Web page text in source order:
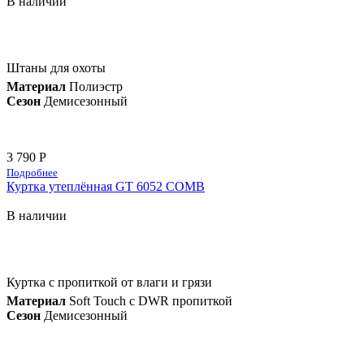
Штаны для охоты
Материал Полиэстр
Сезон Демисезонный
3 790 Р
Подробнее
Куртка утеплённая GT 6052 COMB
В наличии
Куртка с пропиткой от влаги и грязи
Материал Soft Touch с DWR пропиткой
Сезон Демисезонный